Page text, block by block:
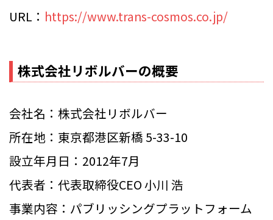
URL： https://www.trans-cosmos.co.jp/
株式会社リボルバーの概要
会社名：株式会社リボルバー
所在地：東京都港区新橋 5-33-10
設立年月日：2012年7月
代表者：代表取締役CEO 小川 浩
事業内容：パブリッシングプラットフォーム